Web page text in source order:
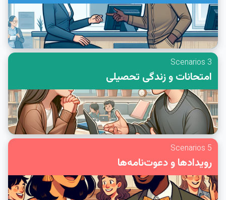
3 Scenarios
امتحانات و زندگی تحصیلی
5 Scenarios
رویدادها و دعوت‌نامه‌ها